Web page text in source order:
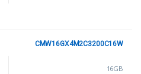
16GB
CMW16GX4M2C3200C16W